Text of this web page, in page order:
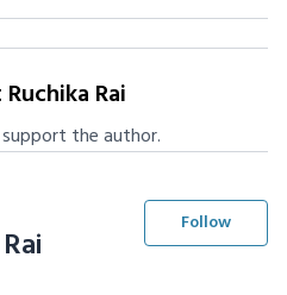
Rai
the author.
Follow